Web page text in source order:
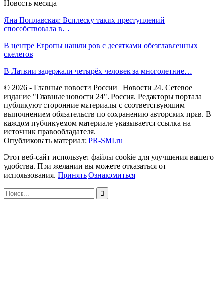
Новость месяца
Яна Поплавская: Всплеску таких преступлений
способствовала в…
В центре Европы нашли ров с десятками обезглавленных
скелетов
В Латвии задержали четырёх человек за многолетние…
© 2026 - Главные новости России | Новости 24. Сетевое
издание "Главные новости 24". Россия. Редакторы портала
публикуют сторонние материалы с соответствующим
выполнением обязательств по сохранению авторских прав. В
каждом публикуемом материале указывается ссылка на
источник правообладателя.
Опубликовать материал: PR-SMI.ru
Этот веб-сайт использует файлы cookie для улучшения вашего
удобства. При желании вы можете отказаться от
использования. Принять Ознакомиться